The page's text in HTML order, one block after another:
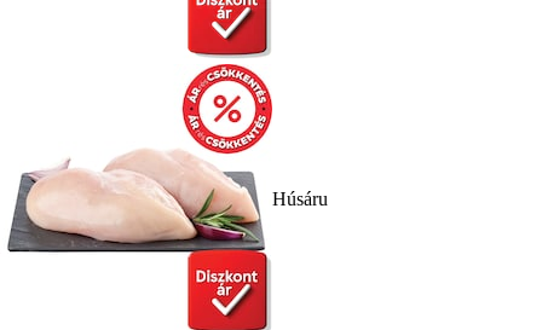
Húsáru